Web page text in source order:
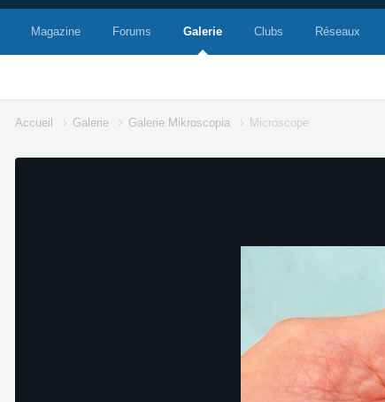
Magazine Forums Galerie Clubs Réseaux
Accueil Galerie Galerie Mikroscopia Microscope